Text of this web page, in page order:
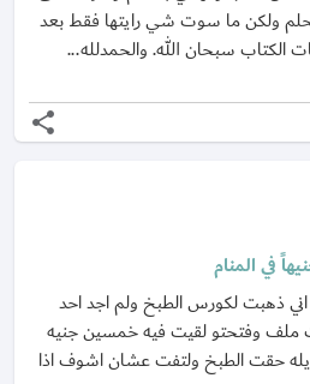
ولكن ما سوت شي رايتها فقط بعد
share
في المنام
ذهبت لكورس الطبخ ولم اجد احد
وفتحتو لقيت فيه خمسين جنيه
حقت الطبخ ولتفت عشان اشوف اذا